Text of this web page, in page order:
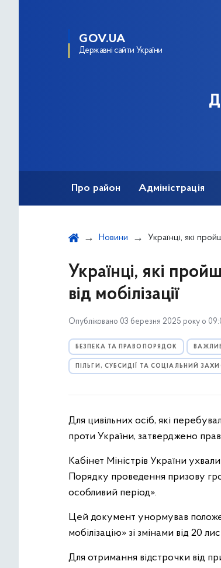
GOV.UA
Державні сайти України
Про район Адміністрація
Новини Українці, які пройшли полон,
Українці, які
від мобілізації
Опубліковано 03 березня 2025 року о
БЕЗПЕКА ТА ПРАВОПОРЯДОК
ПІЛЬГИ, СУБСИДІЇ ТА СОЦІАЛЬНИЙ
Для цивільних осіб, які
проти України, затверджено
Кабінет Міністрів України
Порядку проведення призову
особливий період».
Цей документ унормував
мобілізацію» зі змінами від 20
Для отримання відстрочки від